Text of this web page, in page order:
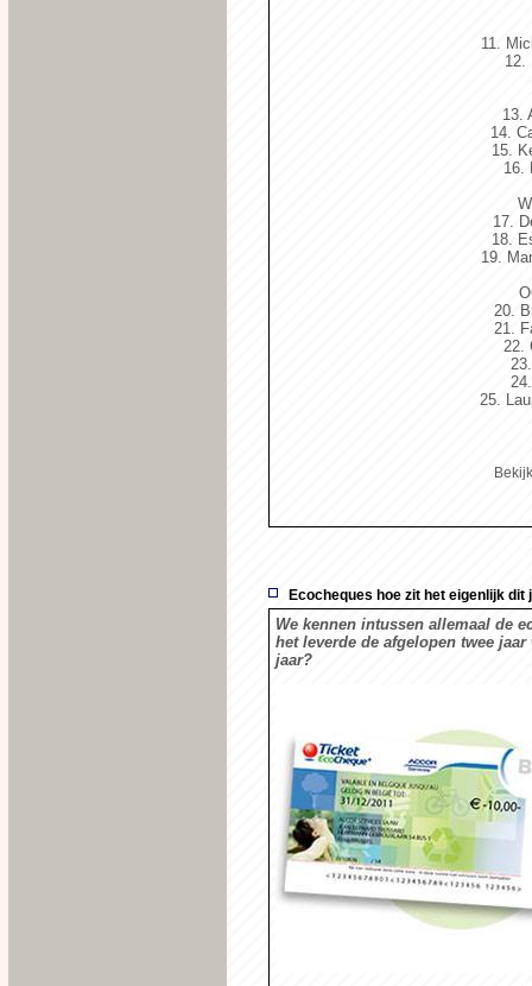
11.
12.
13.
14.
15.
16.
17.
18.
19.
20.
21.
22.
25.
Ecocheques hoe zit het eigenlijk dit
We kennen intussen allemaal de
het leverde de afgelopen twee
jaar?